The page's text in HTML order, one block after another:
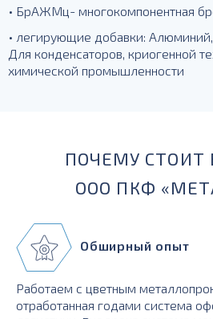
• БрАЖМц- многокомпонентная
• легирующие добавки:
Для конденсаторов, криогенной
химической промышленности
ПОЧЕМУ СТОИТ
ООО ПКФ
Обширный опыт
Работаем с цветным
отработанная годами система